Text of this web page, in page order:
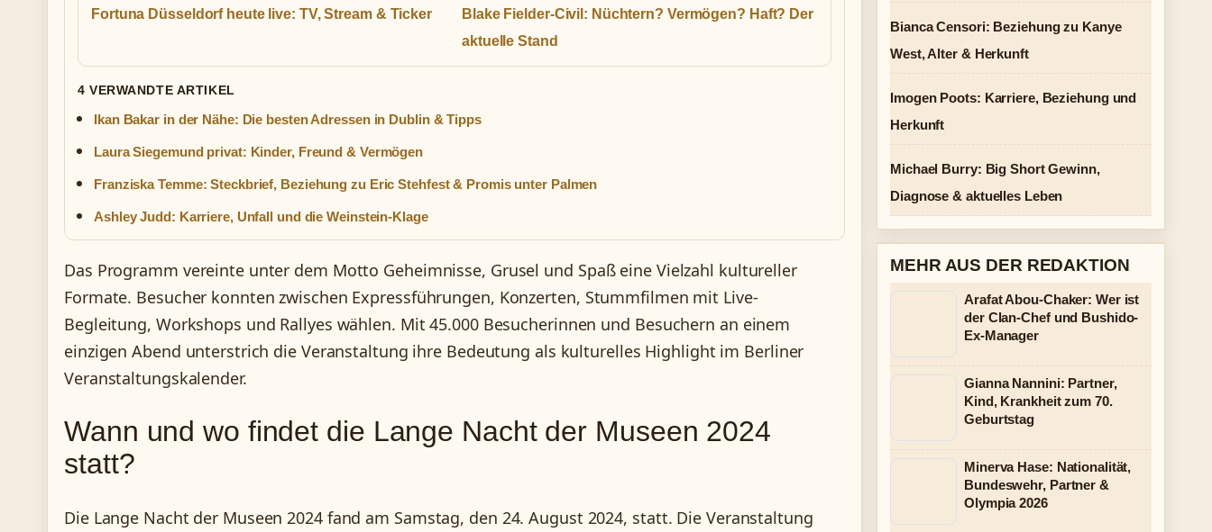
Fortuna Düsseldorf heute live: TV, Stream & Ticker
Blake Fielder-Civil: Nüchtern? Vermögen? Haft? Der
aktuelle Stand
4 VERWANDTE ARTIKEL
Ikan Bakar in der Nähe: Die besten Adressen in Dublin & Tipps
Laura Siegemund privat: Kinder, Freund & Vermögen
Franziska Temme: Steckbrief, Beziehung zu Eric Stehfest & Promis unter Palmen
Ashley Judd: Karriere, Unfall und die Weinstein-Klage
Das Programm vereinte unter dem Motto Geheimnisse, Grusel und Spaß eine Vielzahl kultureller
Formate. Besucher konnten zwischen Expressführungen, Konzerten, Stummfilmen mit Live-
Begleitung, Workshops und Rallyes wählen. Mit 45.000 Besucherinnen und Besuchern an einem
einzigen Abend unterstrich die Veranstaltung ihre Bedeutung als kulturelles Highlight im Berliner
Veranstaltungskalender.
Wann und wo findet die Lange Nacht der Museen 2024
statt?
Die Lange Nacht der Museen 2024 fand am Samstag, den 24. August 2024, statt. Die Veranstaltung
Bianca Censori: Beziehung zu Kanye
West, Alter & Herkunft
Imogen Poots: Karriere, Beziehung und
Herkunft
Michael Burry: Big Short Gewinn,
Diagnose & aktuelles Leben
MEHR AUS DER REDAKTION
Arafat Abou-Chaker: Wer ist
der Clan-Chef und Bushido-
Ex-Manager
Gianna Nannini: Partner,
Kind, Krankheit zum 70.
Geburtstag
Minerva Hase: Nationalität,
Bundeswehr, Partner &
Olympia 2026